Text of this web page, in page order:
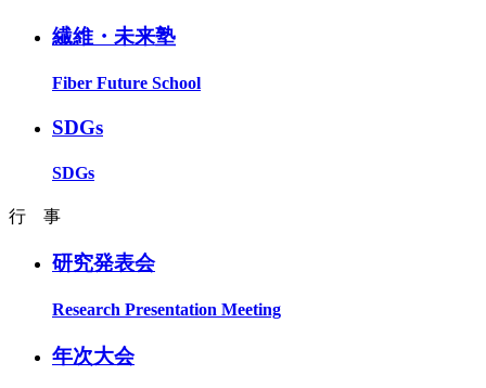
繊維・未来塾
Fiber Future School
SDGs
SDGs
行 事
研究発表会
Research Presentation Meeting
年次大会